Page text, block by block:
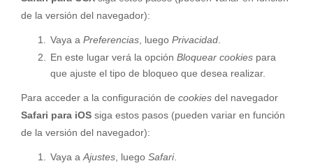
de la versión del navegador):
Vaya a Preferencias , luego Privacidad
En este lugar verá la opción Bloquear cookies para
que ajuste el tipo de bloqueo que desea realizar.
Para acceder a la configuración de cookies del navegador
Safari para iOS siga estos pasos (pueden variar en función
de la versión del navegador):
Vaya a Ajustes , luego Safari.